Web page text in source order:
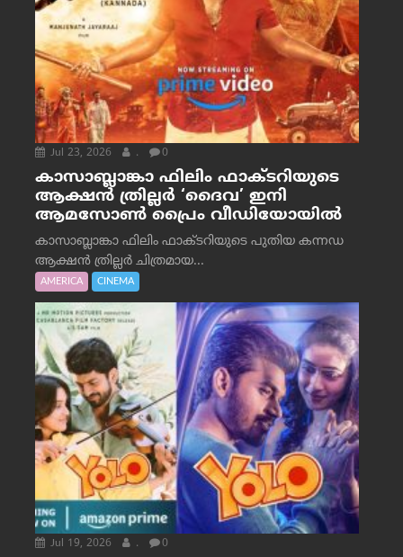
Jul 23, 2026 . 0
കാസാബ്ലാങ്കാ ഫിലിം ഫാക്ടറിയുടെ
ആക്ഷൻ ത്രില്ലർ ‘ദൈവ’ ഇനി
ആമസോൺ പ്രൈം വീഡിയോയിൽ
കാസാബ്ലാങ്കാ ഫിലിം ഫാക്ടറിയുടെ പുതിയ കന്നഡ
ആക്ഷൻ ത്രില്ലർ ചിത്രമായ...
AMERICA CINEMA
Jul 19, 2026 . 0